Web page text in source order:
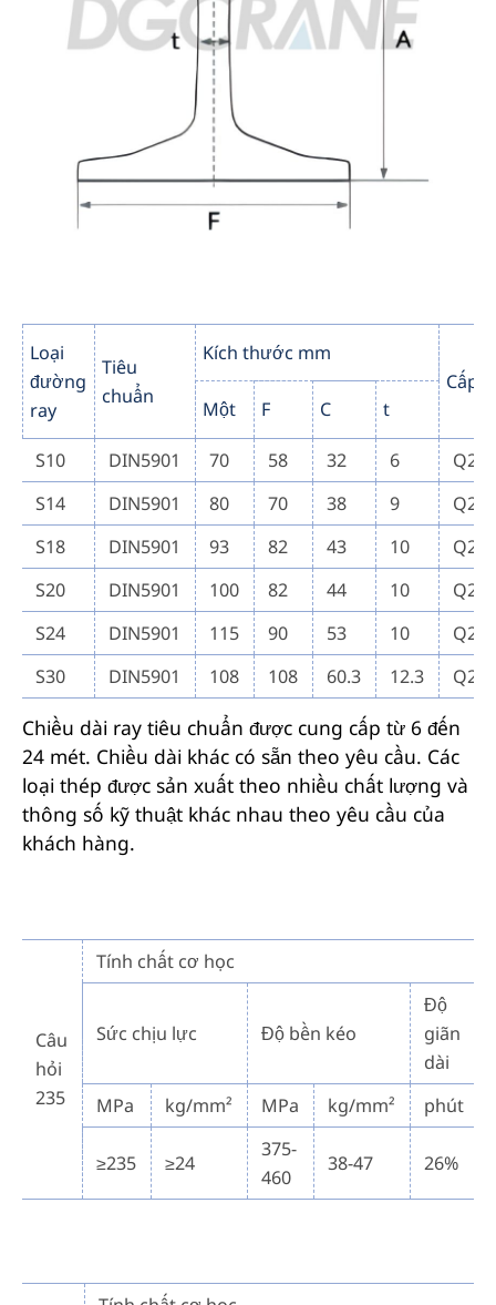
Loại
đường
ray
Tiêu
chuẩn
Kích thước mm
Cấp
Một
F C t
S10 DIN5901 70 58 32 6
S14
DIN5901 80 70 38 9
S18
DIN5901 93 82 43 10
S20
DIN5901 100 82 44 10
S24
DIN5901 115 90 53 10
S30
DIN5901 108 108 60.3 12.3
Chiều dài ray tiêu chuẩn được cung cấp từ 6 đến
24 mét. Chiều dài khác có sẵn theo yêu cầu. Các
loại thép được sản xuất theo nhiều chất lượng và
thông số kỹ thuật khác nhau theo yêu cầu của
khách hàng.
Câu
hỏi
235
Tính chất cơ học
Sức chịu lực Độ bền kéo
Độ
giãn
dài
MPa kg/mm² MPa kg/mm² phút
≥235 ≥24
375-
460
38-47 26%